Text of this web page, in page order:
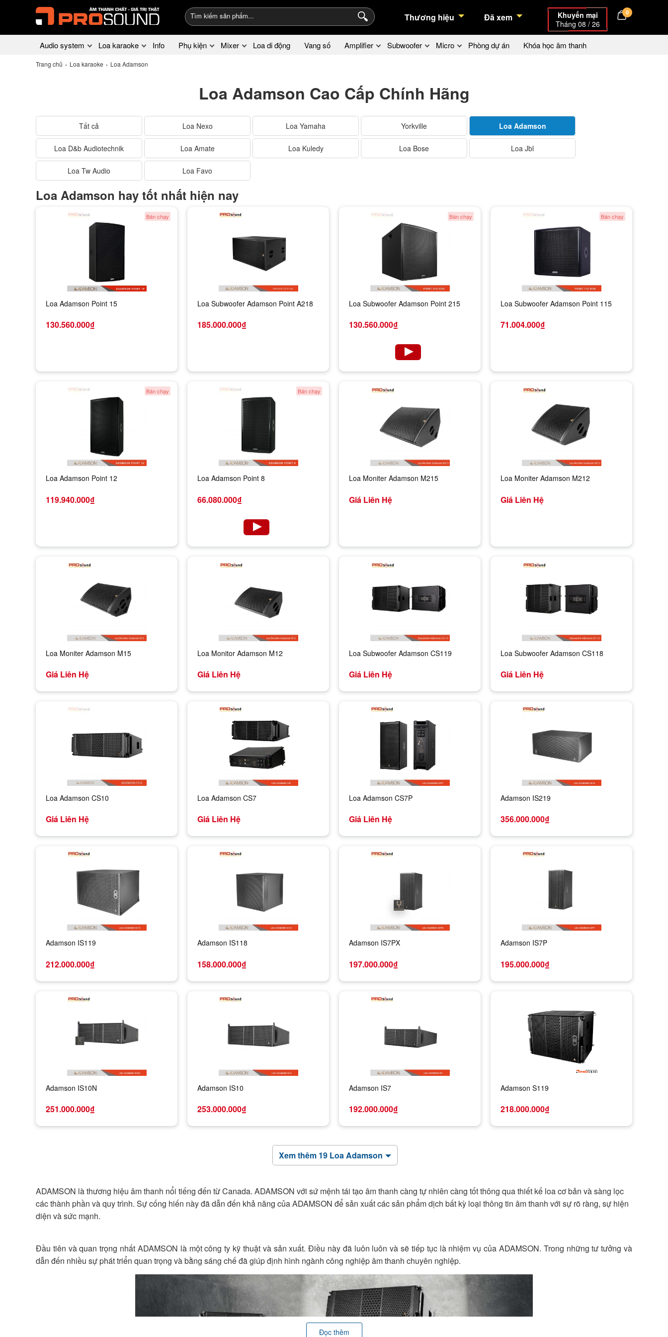
Thương hiệu Đã xem
Khuyến mại
Tháng 08 / 26
0
Audio system Loa karaoke Info Phụ kiện Mixer Loa di động Vang số Amplifier Subwoofer Micro Phòng dự án Khóa học âm thanh
Trang chủ Loa karaoke Loa Adamson
Loa Adamson Cao Cấp Chính Hãng
Tất cả Loa Nexo Loa Yamaha Yorkville Loa Adamson
Loa D&b Audiotechnik Loa Amate Loa Kuledy Loa Bose Loa Jbl
Loa Tw Audio Loa Favo
Loa Adamson hay tốt nhất hiện nay
Bán chạy
Loa Adamson Point 15
130.560.000₫
Loa Subwoofer Adamson Point A218
185.000.000₫
Bán chạy
Loa Subwoofer Adamson Point 215
130.560.000₫
Bán chạy
Loa Subwoofer Adamson Point 115
71.004.000₫
Bán chạy
Loa Adamson Point 12
119.940.000₫
Bán chạy
Loa Adamson Point 8
66.080.000₫
Loa Moniter Adamson M215
Giá Liên Hệ
Loa Moniter Adamson M212
Giá Liên Hệ
Loa Moniter Adamson M15
Giá Liên Hệ
Loa Monitor Adamson M12
Giá Liên Hệ
Loa Subwoofer Adamson CS119
Giá Liên Hệ
Loa Subwoofer Adamson CS118
Giá Liên Hệ
Loa Adamson CS10
Giá Liên Hệ
Loa Adamson CS7
Giá Liên Hệ
Loa Adamson CS7P
Giá Liên Hệ
Adamson IS219
356.000.000₫
Adamson IS119
212.000.000₫
Adamson IS118
158.000.000₫
Adamson IS7PX
197.000.000₫
Adamson IS7P
195.000.000₫
Adamson IS10N
251.000.000₫
Adamson IS10
253.000.000₫
Adamson IS7
192.000.000₫
Adamson S119
218.000.000₫
Xem thêm 19 Loa Adamson
ADAMSON là thương hiệu âm thanh nổi tiếng đến từ Canada. ADAMSON với sứ mệnh tái tạo âm thanh càng tự nhiên càng tốt thông qua thiết kế loa cơ bản và sàng lọc
các thành phần và quy trình. Sự cống hiến này đã dẫn đến khả năng của ADAMSON để sản xuất các sản phẩm dịch bất kỳ loại thông tin âm thanh với sự rõ ràng, sự hiện
diện và sức mạnh.
Đầu tiên và quan trọng nhất ADAMSON là một công ty kỹ thuật và sản xuất. Điều này đã luôn luôn và sẽ tiếp tục là nhiệm vụ của ADAMSON. Trong những tư tưởng và
dẫn đến nhiều sự phát triển quan trọng và bằng sáng chế đã giúp định hình ngành công nghiệp âm thanh chuyên nghiệp.
Đọc thêm